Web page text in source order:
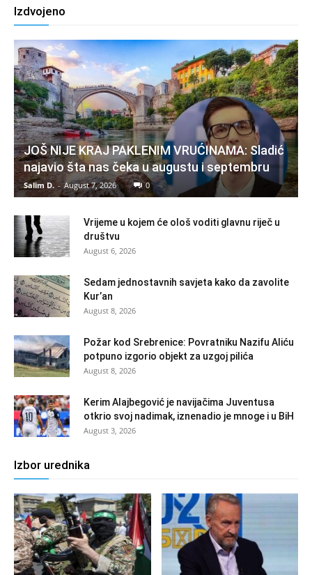
Izdvojeno
JOŠ NIJE KRAJ PAKLENIM VRUĆINAMA: Sladić
najavio šta nas čeka u augustu i septembru
Salim D. - August 7, 2026 0
Vrijeme u kojem će ološ voditi glavnu riječ u
društvu
August 6, 2026
Sedam jednostavnih savjeta kako da zavolite
Kur’an
August 8, 2026
Požar kod Srebrenice: Povratniku Nazifu Aliću
potpuno izgorio objekt za uzgoj pilića
August 8, 2026
Kerim Alajbegović je navijačima Juventusa
otkrio svoj nadimak, iznenadio je mnoge i u BiH
August 3, 2026
Izbor urednika